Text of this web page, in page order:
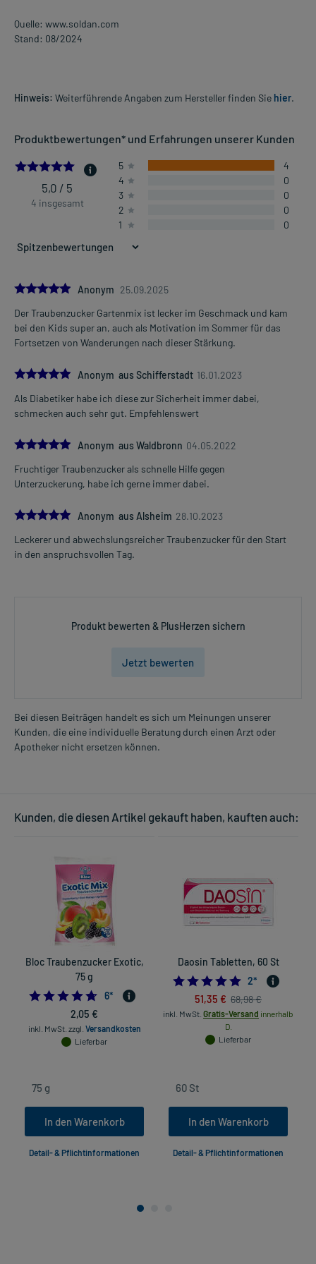
Quelle: www.soldan.com
Stand: 08/2024
Hinweis: Weiterführende Angaben zum Hersteller finden Sie hier.
Produktbewertungen* und Erfahrungen unserer Kunden
5.0
5,0 / 5
4 insgesamt
5
4
4
0
3
0
2
0
1
0
5.0Anonym 25.09.2025
Der Traubenzucker Gartenmix ist lecker im Geschmack und kam
bei den Kids super an, auch als Motivation im Sommer für das
Fortsetzen von Wanderungen nach dieser Stärkung.
5.0Anonym aus Schifferstadt 16.01.2023
Als Diabetiker habe ich diese zur Sicherheit immer dabei,
schmecken auch sehr gut. Empfehlenswert
5.0Anonym aus Waldbronn 04.05.2022
Fruchtiger Traubenzucker als schnelle Hilfe gegen
Unterzuckerung, habe ich gerne immer dabei.
5.0Anonym aus Alsheim 28.10.2023
Leckerer und abwechslungsreicher Traubenzucker für den Start
in den anspruchsvollen Tag.
Produkt bewerten & PlusHerzen sichern
Jetzt bewerten
Bei diesen Beiträgen handelt es sich um Meinungen unserer
Kunden, die eine individuelle Beratung durch einen Arzt oder
Apotheker nicht ersetzen können.
Kunden, die diesen Artikel gekauft haben, kauften auch:
Bloc Traubenzucker Exotic,
75 g
4.666666666666667
6*
2,05 €
inkl. MwSt. zzgl. Versandkosten
Lieferbar
In den Warenkorb
Detail- & Pflichtinformationen
Daosin Tabletten, 60 St
5.0
2*
51,35 € 68,98 €
inkl. MwSt. Gratis-Versand innerhalb
D.
Lieferbar
In den Warenkorb
Detail- & Pflichtinformationen